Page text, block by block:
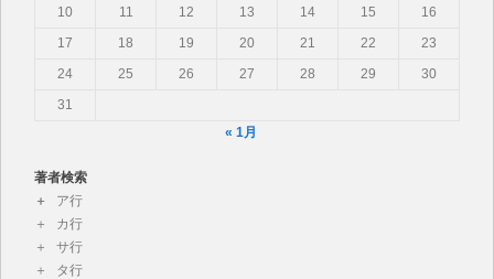
10
11 12 13 14 15
16
17
18 19 20 21 22
23
24
25 26 27 28 29
30
31
« 1月
著者検索
ア行
カ行
サ行
タ行